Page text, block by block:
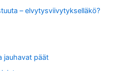
– elvytysviivytykselläkö?
jauhavat päät